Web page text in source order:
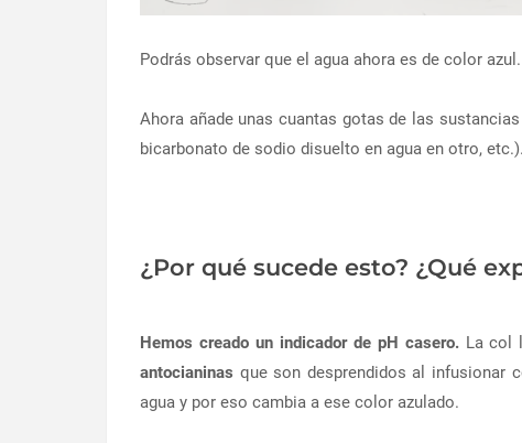
Podrás observar que el agua ahora es de color
Ahora añade unas cuantas gotas de las
bicarbonato de sodio disuelto en agua en otro,
¿Por qué sucede esto? ¿Qué
Hemos creado un indicador de pH casero.La col
antocianinas que son desprendidos al infusionar
agua y por eso cambia a ese color azulado.